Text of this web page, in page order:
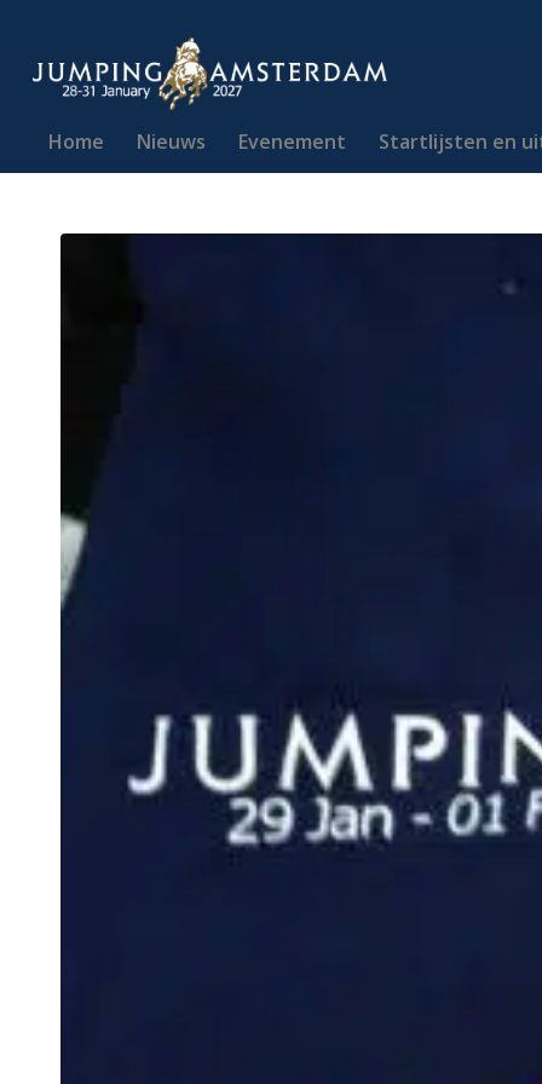
Home Nieuws Evenement Startlijsten en